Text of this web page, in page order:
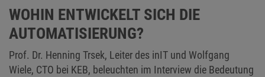
WOHIN ENTWICKELT SICH DIE
AUTOMATISIERUNG?
Prof. Dr. Henning Trsek, Leiter des inIT und Wolfgang
Wiele, CTO bei KEB, beleuchten im Interview die Bedeutung